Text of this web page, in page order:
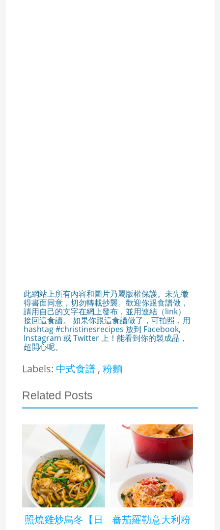
此網站上所有內容和圖片乃屬版權保護。未先徵
得書面同意，切勿轉載抄襲。歡迎你跟食譜做，
請用自己的文字在網上發布，並用連結（link）
接回這食譜。 如果你跟這食譜做了，可拍照，用
hashtag #christinesrecipes 放到 Facebook,
Instagram 或 Twitter 上！能看到你的製成品，
超開心呢。
Labels: 中式食譜 ,粉麵
Related Posts
照燒雞炒烏冬【日
蕃茄羅勒意大利粉